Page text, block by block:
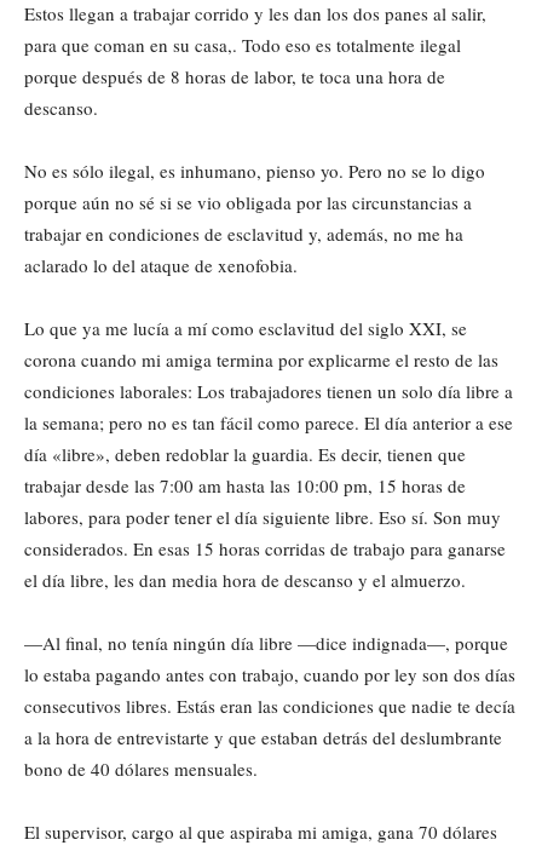
Estos llegan a trabajar corrido y les dan los dos panes al salir,
para que coman en su casa,. Todo eso es totalmente ilegal
porque después de 8 horas de labor, te toca una hora de
descanso.
No es sólo ilegal, es inhumano, pienso yo. Pero no se lo digo
porque aún no sé si se vio obligada por las circunstancias a
trabajar en condiciones de esclavitud y, además, no me ha
aclarado lo del ataque de xenofobia.
Lo que ya me lucía a mí como esclavitud del siglo XXI, se
corona cuando mi amiga termina por explicarme el resto de las
condiciones laborales: Los trabajadores tienen un solo día libre a
la semana; pero no es tan fácil como parece. El día anterior a ese
día «libre», deben redoblar la guardia. Es decir, tienen que
trabajar desde las 7:00 am hasta las 10:00 pm, 15 horas de
labores, para poder tener el día siguiente libre. Eso sí. Son muy
considerados. En esas 15 horas corridas de trabajo para ganarse
el día libre, les dan media hora de descanso y el almuerzo.
—Al final, no tenía ningún día libre —dice indignada—, porque
lo estaba pagando antes con trabajo, cuando por ley son dos días
consecutivos libres. Estás eran las condiciones que nadie te decía
a la hora de entrevistarte y que estaban detrás del deslumbrante
bono de 40 dólares mensuales.
El supervisor, cargo al que aspiraba mi amiga, gana 70 dólares